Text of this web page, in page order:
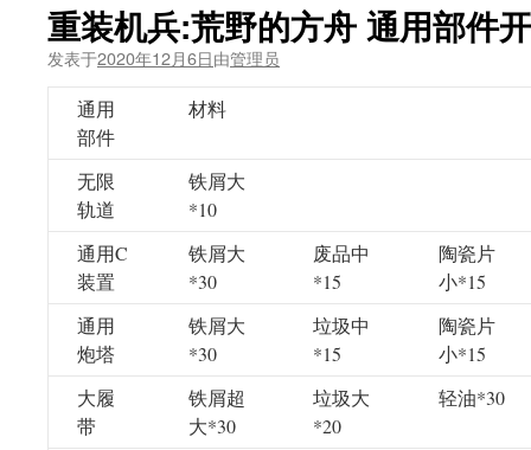
重装机兵:荒野的方舟 通用部件
发表于2020年12月6日由管理员
通用
部件
材料
无限
轨道
铁屑大
*10
通用C
装置
铁屑大
*30
废品中
*15
陶瓷片
小*15
通用
炮塔
铁屑大
*30
垃圾中
*15
陶瓷片
小*15
大履
带
铁屑超
大*30
垃圾大
*20
轻油*30